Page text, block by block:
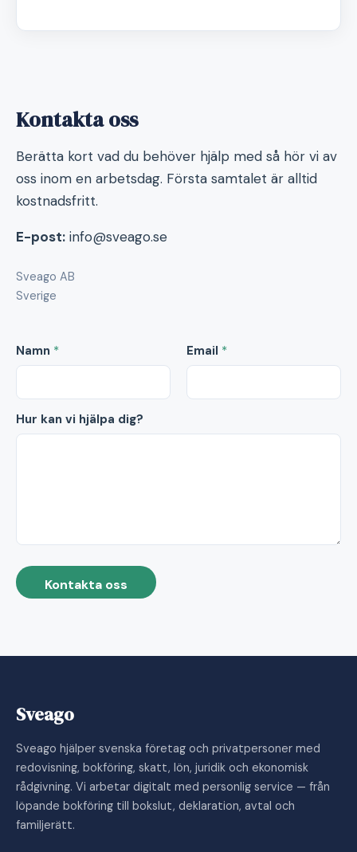
Kontakta oss
Berätta kort vad du behöver hjälp med så hör vi av
oss inom en arbetsdag. Första samtalet är alltid
kostnadsfritt.
E-post: info@sveago.se
Sveago AB
Sverige
Namn * Email *
Hur kan vi hjälpa dig?
Kontakta oss
Sveago
Sveago hjälper svenska företag och privatpersoner med
redovisning, bokföring, skatt, lön, juridik och ekonomisk
rådgivning. Vi arbetar digitalt med personlig service — från
löpande bokföring till bokslut, deklaration, avtal och
familjerätt.